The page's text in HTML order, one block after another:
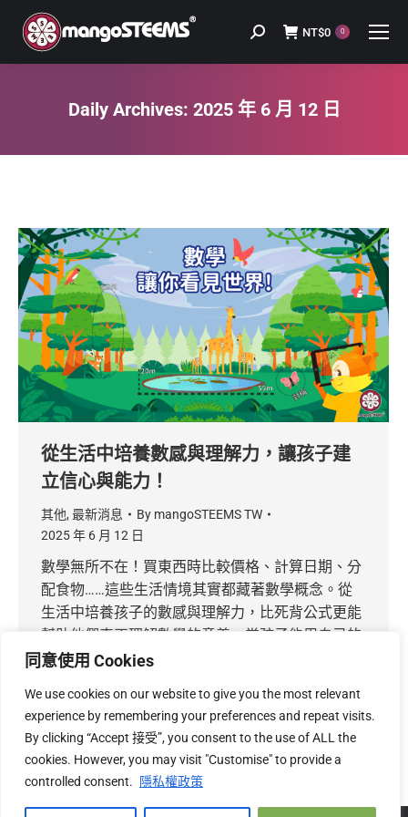
同意使用 Cookies
We use cookies on our website to give you the most relevant
experience by remembering your preferences and repeat visits.
By clicking “Accept 接受”, you consent to the use of ALL the
cookies. However, you may visit "Customise" to provide a
controlled consent.
隱私權政策
Search: NT$0 0
Daily Archives: 2025 年 6 月 12 日
從生活中培養數感與理解力，讓孩子建
立信心與能力！
其他, 最新消息 By mangoSTEEMS TW
2025 年 6 月 12 日
數學無所不在！買東西時比較價格、計算日期、分
配食物……這些生活情境其實都藏著數學概念。從
生活中培養孩子的數感與理解力，比死背公式更能
幫助他們真正理解數學的意義。當孩子能用自己的
方式觀察、思考、解決問題，數學就不再只是課本
感，就從生活出發！